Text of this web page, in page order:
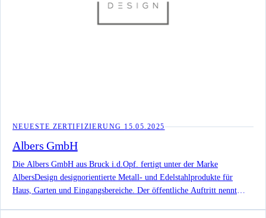
NEUESTE ZERTIFIZIERUNG 15.05.2025
Albers GmbH
Die Albers GmbH aus Bruck i.d.Opf. fertigt unter der Marke
AlbersDesign designorientierte Metall- und Edelstahlprodukte für
Haus, Garten und Eingangsbereiche. Der öffentliche Auftritt nennt